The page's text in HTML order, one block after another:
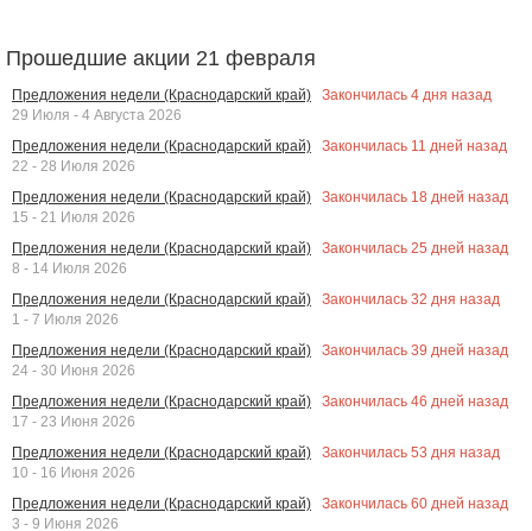
Прошедшие акции 21 февраля
Предложения недели (Краснодарский край) Закончилась 4 дня назад
29 Июля - 4 Августа 2026
Предложения недели (Краснодарский край)
Закончилась 11 дней назад
22 - 28 Июля 2026
Предложения недели (Краснодарский край)
Закончилась 18 дней назад
15 - 21 Июля 2026
Предложения недели (Краснодарский край)
Закончилась 25 дней назад
8 - 14 Июля 2026
Предложения недели (Краснодарский край)
Закончилась 32 дня назад
1 - 7 Июля 2026
Предложения недели (Краснодарский край)
Закончилась 39 дней назад
24 - 30 Июня 2026
Предложения недели (Краснодарский край)
Закончилась 46 дней назад
17 - 23 Июня 2026
Предложения недели (Краснодарский край)
Закончилась 53 дня назад
10 - 16 Июня 2026
Предложения недели (Краснодарский край)
Закончилась 60 дней назад
3 - 9 Июня 2026